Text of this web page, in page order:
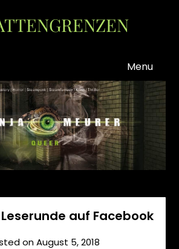
Menu
Leserunde auf Facebook
onAugust 5, 2018